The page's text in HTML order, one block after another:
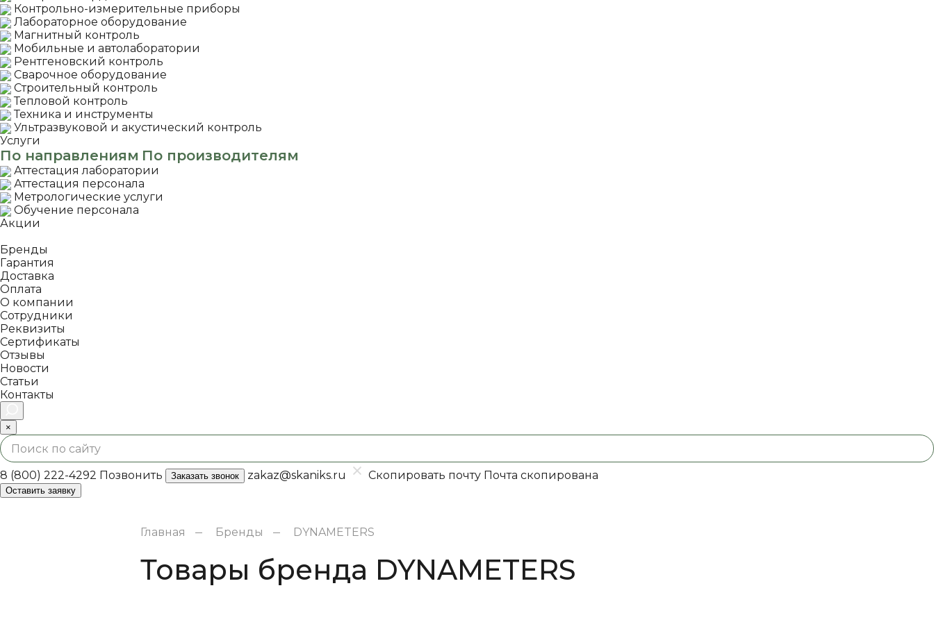
Контрольно-измерительные приборы
Лабораторное оборудование
Магнитный контроль
Мобильные и автолаборатории
Рентгеновский контроль
Сварочное оборудование
Строительный контроль
Тепловой контроль
Техника и инструменты
Ультразвуковой и акустический контроль
Услуги
По направлениям По производителям
Аттестация лаборатории
Аттестация персонала
Метрологические услуги
Обучение персонала
Акции
Бренды
Гарантия
Доставка
Оплата
О компании
Сотрудники
Реквизиты
Сертификаты
Отзывы
Новости
Статьи
Контакты
×
8 (800) 222-4292 Позвонить Заказать звонок zakaz@skaniks.ru Скопировать почту Почта скопирована
Оставить заявку
Главная Бренды DYNAMETERS
Товары бренда DYNAMETERS